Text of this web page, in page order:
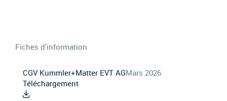
Fiches d'information
CGV Kummler+Matter EVT AGMars 2026
Téléchargement